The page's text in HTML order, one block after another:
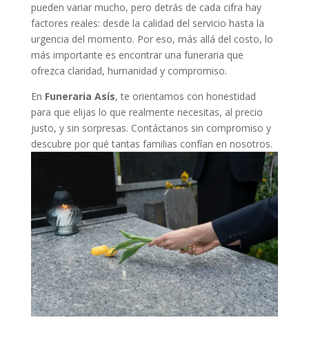
pueden variar mucho, pero detrás de cada cifra hay
factores reales: desde la calidad del servicio hasta la
urgencia del momento. Por eso, más allá del costo, lo
más importante es encontrar una funeraria que
ofrezca claridad, humanidad y compromiso.
En Funeraria Asís, te orientamos con honestidad
para que elijas lo que realmente necesitas, al precio
justo, y sin sorpresas. Contáctanos sin compromiso y
descubre por qué tantas familias confían en nosotros.